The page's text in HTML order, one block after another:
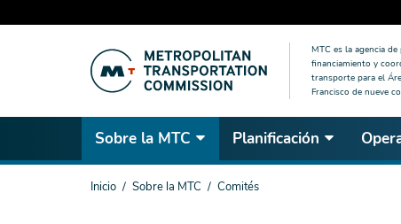
MTC es la agencia
financiamiento y
transporte para el
Francisco de nueve
Sobre la MTC Planificación
Estás
Inicio Sobre la MTC Comités